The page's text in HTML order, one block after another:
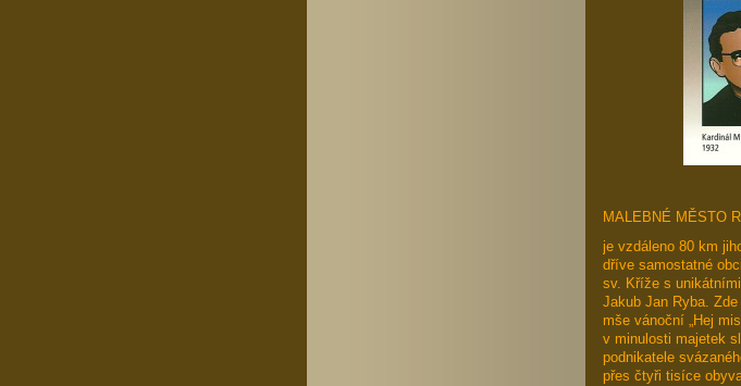
MALEBNÉ MĚSTO
je vzdáleno 80 km
dříve samostatné
sv. Kříže s
Jakub Jan Ryba.
mše vánoční „Hej
v minulosti majetek
podnikatele
přes čtyři tisíce